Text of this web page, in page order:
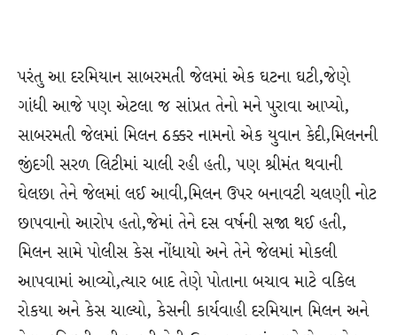
પરંતુ આ દરમિયાન સાબરમતી જેલમાં એક ઘટના ઘટી,જેણે
ગાંધી આજે પણ એટલા જ સાંપ્રત તેનો મને પુરાવા આપ્યો,
સાબરમતી જેલમાં મિલન ઠક્કર નામનો એક યુવાન કેદી,મિલનની
જીંદગી સરળ લિટીમાં ચાલી રહી હતી, પણ શ્રીમંત થવાની
ઘેલછા તેને જેલમાં લઈ આવી,મિલન ઉપર બનાવટી ચલણી નોટ
છાપવાનો આરોપ હતો,જેમાં તેને દસ વર્ષની સજા થઈ હતી,
મિલન સામે પોલીસ કેસ નોંધાયો અને તેને જેલમાં મોકલી
આપવામાં આવ્યો,ત્યાર બાદ તેણે પોતાના બચાવ માટે વકિલ
રોકયા અને કેસ ચાલ્યો, કેસની કાર્યવાહી દરમિયાન મિલન અને